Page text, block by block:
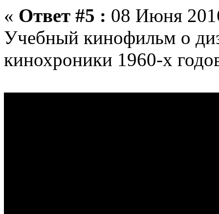
« Ответ #5 : 08 Июня
Учебный кинофильм о
кинохроники 1960-х